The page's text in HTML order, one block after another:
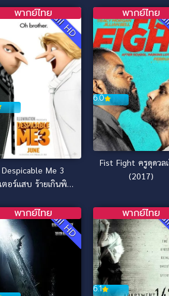
Full HD
พากย์ไทย
Despicable Me 3
ตอร์แสบ ร้ายเกินพิกัด
6.0
พากย์ไทย
Fist Fight ครูดุดวล
(2017)
Full HD
พากย์ไทย
6.1
พากย์ไทย